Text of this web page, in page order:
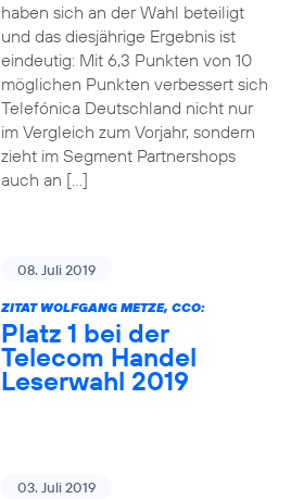
haben sich an der Wahl beteiligt
und das diesjährige Ergebnis ist
eindeutig: Mit 6,3 Punkten von 10
möglichen Punkten verbessert sich
Telefónica Deutschland nicht nur
im Vergleich zum Vorjahr, sondern
zieht im Segment Partnershops
auch an […]
08. Juli 2019
ZITAT WOLFGANG METZE, CCO:
Platz 1 bei der
Telecom Handel
Leserwahl 2019
03. Juli 2019